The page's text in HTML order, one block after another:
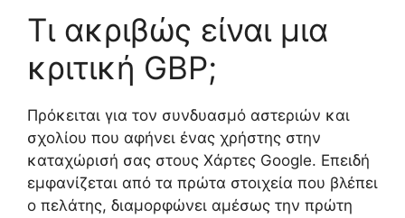
Τι ακριβώς είναι μια
κριτική GBP;
Πρόκειται για τον συνδυασμό αστεριών και
σχολίου που αφήνει ένας χρήστης στην
καταχώρισή σας στους Χάρτες Google. Επειδή
εμφανίζεται από τα πρώτα στοιχεία που βλέπει
ο πελάτης, διαμορφώνει αμέσως την πρώτη